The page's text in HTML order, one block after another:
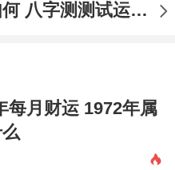
如何测试自己的运势如何 八字测测试运运程
每月财运 1972年属